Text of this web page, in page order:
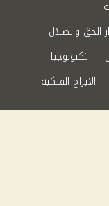
الحق والضلال
تكنولوجيا
الابراج الفلكية